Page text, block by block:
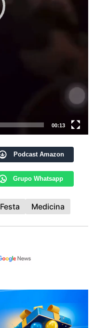
00:13
Podcast Amazon
Grupo Whatsapp
Festa Medicina